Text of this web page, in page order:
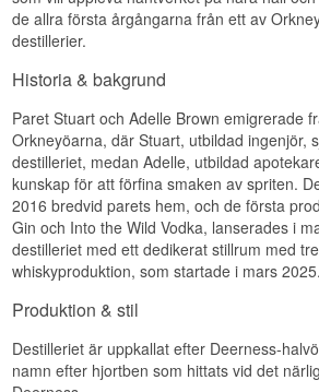
Ålder: 17 år
Naturlig färg: Ja
Destillerad: 7 maj 2005
Buteljerad: 23 januari
Antal flaskor: 596
EAN: 5021944121687
Smakprofil
Sherrylagrad · Rökig ·
samma dag från
har de två faten
de 17 åren i lager.
Eftersmaken är
Buteljerare: Old Malt
Region/Land:
Typ: Single Island Malt
Ålder: 14 år
Destillerad: 2006
Buteljerad: 2021
Smakprofil
Honungssöt · Salt · Rund
de allra första årgångarna från ett av
destillerier.
Historia & bakgrund
Paret Stuart och Adelle Brown emigrerade
Orkneyöarna, där Stuart, utbildad ingenjör,
destilleriet, medan Adelle, utbildad
kunskap för att förfina smaken av spriten.
2016 bredvid parets hem, och de första
Gin och Into the Wild Vodka, lanserades i
destilleriet med ett dedikerat stillrum med
whiskyproduktion, som startade i mars 2025.
Produktion & stil
Destilleriet är uppkallat efter Deerness-
namn efter hjortben som hittats vid det